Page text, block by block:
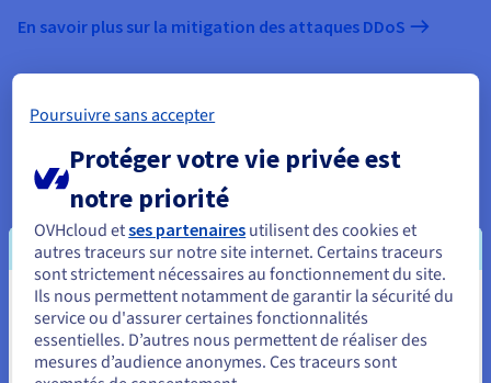
En savoir plus sur la mitigation des attaques DDoS
Vous semblez être localisé en États-
Unis.
Poursuivre sans accepter
Protéger votre vie privée est
notre priorité
OVHcloud etses partenaires utilisent des cookies et
autres traceurs sur notre site internet. Certains traceurs
sont strictement nécessaires au fonctionnement du site.
Ils nous permettent notamment de garantir la sécurité du
service ou d'assurer certaines fonctionnalités
essentielles. D’autres nous permettent de réaliser des
mesures d’audience anonymes. Ces traceurs sont